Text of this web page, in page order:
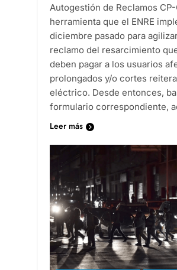
Autogestión de Reclamos
herramienta que el ENRE
diciembre pasado para
reclamo del resarcimiento que
deben pagar a los usuarios
prolongados y/o cortes
eléctrico. Desde entonces,
formulario correspondiente,
Leer más